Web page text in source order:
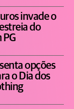
invade o
do
PG
opções
o Dia dos